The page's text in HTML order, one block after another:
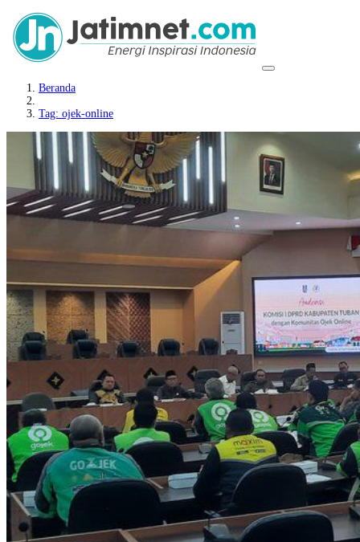
Beranda
Tag: ojek-online